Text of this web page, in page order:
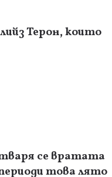
Терон, които
се вратата
това лято